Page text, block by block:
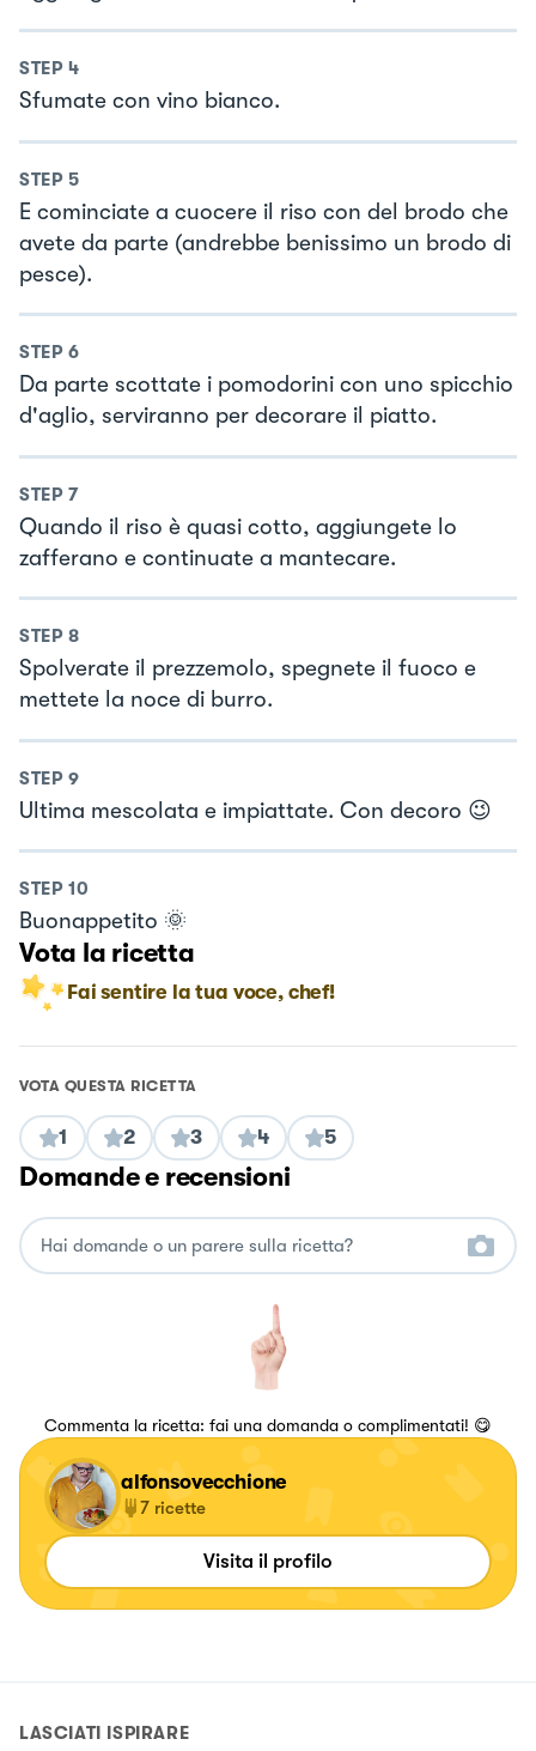
STEP 4
Sfumate con vino bianco.
STEP 5
E cominciate a cuocere il riso con del brodo che
avete da parte (andrebbe benissimo un brodo di
pesce).
STEP 6
Da parte scottate i pomodorini con uno spicchio
d'aglio, serviranno per decorare il piatto.
STEP 7
Quando il riso è quasi cotto, aggiungete lo
zafferano e continuate a mantecare.
STEP 8
Spolverate il prezzemolo, spegnete il fuoco e
mettete la noce di burro.
STEP 9
Ultima mescolata e impiattate. Con decoro 😉
STEP 10
Buonappetito 🌞
Vota la ricetta
Fai sentire la tua voce, chef!
VOTA QUESTA RICETTA
1 2 3 4 5
Domande e recensioni
Commenta la ricetta: fai una domanda o complimentati! 😋
alfonsovecchione
7 ricette
Visita il profilo
LASCIATI ISPIRARE